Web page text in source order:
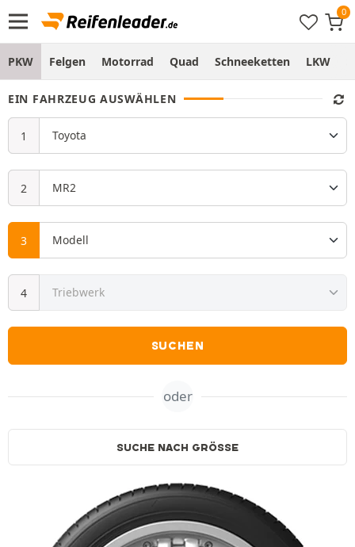
PKW Felgen Motorrad Quad Schneeketten LKW
EIN FAHRZEUG AUSWÄHLEN
SUCHEN
oder
SUCHE NACH GRÖSSE